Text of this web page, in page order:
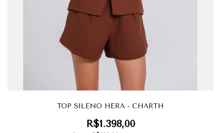
TOP SILENO HERA - CHARTH
R$1.398,00